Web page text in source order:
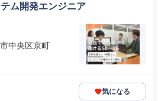
ム開発エンジニア
中央区京町
気になる